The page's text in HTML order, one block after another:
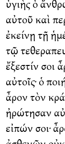
ὑγιὴς ὁ
αὐτοῦ καὶ
ἐκείνῃ τῇ
τῷ
ἔξεστίν σοι
αὐτοῖς· ὁ
ἆρον τὸν
ἠρώτησαν
εἰπών σοι·